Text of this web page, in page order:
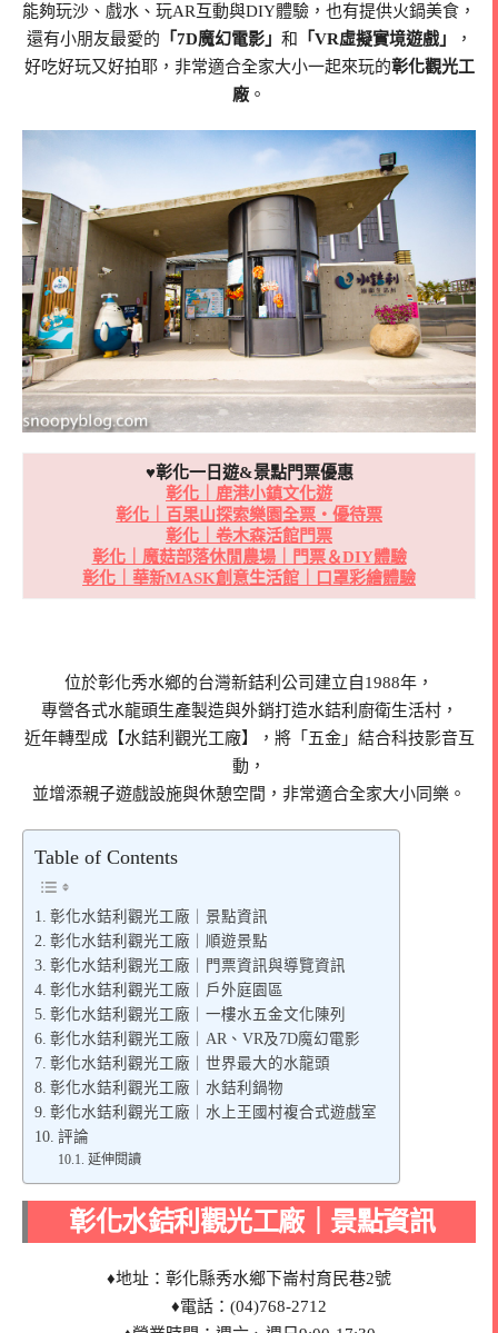
能夠玩沙、戲水、玩AR互動與DIY體驗，也有提供火鍋美食，
還有小朋友最愛的 「7D魔幻電影」 和 「VR虛擬實境遊戲」
，
好吃好玩又好拍耶，非常適合全家大小一起來玩的彰化觀光工
廠 。
♥彰化一日遊&景點門票優惠
彰化｜鹿港小鎮文化遊
彰化｜百果山探索樂園全票・優待票
彰化｜卷木森活館門票
彰化｜魔菇部落休閒農場｜門票＆DIY體驗
彰化｜華新MASK創意生活館｜口罩彩繪體驗
位於彰化秀水鄉的台灣新銡利公司建立自1988年，
專營各式水龍頭生產製造與外銷打造水銡利廚衛生活村，
近年轉型成【水銡利觀光工廠】，將「五金」結合科技影音互
動，
並增添親子遊戲設施與休憩空間，非常適合全家大小同樂。
Table of Contents
彰化水銡利觀光工廠｜景點資訊
彰化水銡利觀光工廠｜順遊景點
彰化水銡利觀光工廠｜門票資訊與導覽資訊
彰化水銡利觀光工廠｜戶外庭園區
彰化水銡利觀光工廠｜一樓水五金文化陳列
彰化水銡利觀光工廠｜AR、VR及7D魔幻電影
彰化水銡利觀光工廠｜世界最大的水龍頭
彰化水銡利觀光工廠｜水銡利鍋物
彰化水銡利觀光工廠｜水上王國村複合式遊戲室
評論
延伸閱讀
彰化水銡利觀光工廠｜景點資訊
♦地址：彰化縣秀水鄉下崙村育民巷2號
♦電話：(04)768-2712